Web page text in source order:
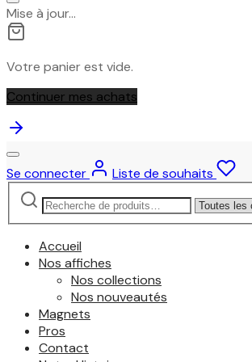
Mise à jour…
Votre panier est vide.
Continuer mes achats
Se connecter
Liste de souhaits
Recherche
pour :
Narrow
by
category:
Accueil
Nos affiches
Nos collections
Nos nouveautés
Magnets
Pros
Contact